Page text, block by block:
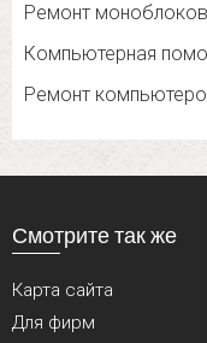
Ремонт
Компьютерная
Ремонт
Смотрите так же
Карта сайта
Для фирм